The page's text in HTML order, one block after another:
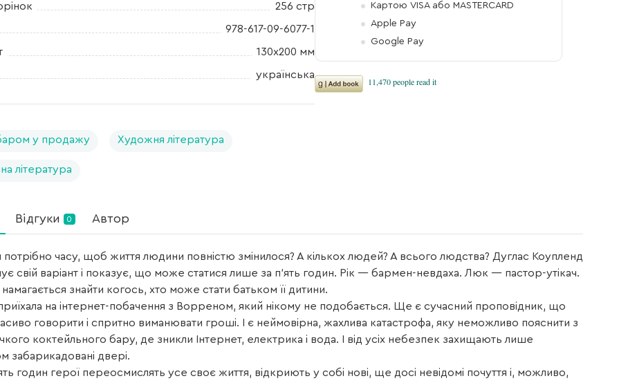
256 стр
978-617-09-6077-1
130х200 мм
українська
у продажу Художня література
література
Картою VISA або MASTERCARD
Apple Pay
Google Pay
Відгуки 0 Автор
потрібно часу, щоб життя людини повністю змінилося? А кількох людей? А всього людства? Дуглас Коупленд
свій варіант і показує, що може статися лише за п’ять годин. Рік — бармен-невдаха. Люк — пастор-утікач.
знайти когось, хто може стати батьком її дитини.
на інтернет-побачення з Ворреном, який нікому не подобається. Ще є сучасний проповідник, що
говорити і спритно виманювати гроші. І є неймовірна, жахлива катастрофа, яку неможливо пояснити з
коктейльного бару, де зникли Інтернет, електрика і вода. І від усіх небезпек захищають лише
забарикадовані двері.
годин герої переосмислять усе своє життя, відкриють у собі нові, ще досі невідомі почуття і, можливо,